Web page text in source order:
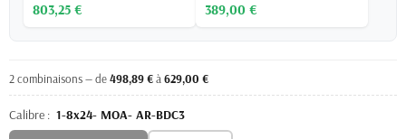
803,25 € 389,00 €
2 combinaisons — de498,89 €à 629,00 €
Calibre : 1-8x24- MOA- AR-BDC3